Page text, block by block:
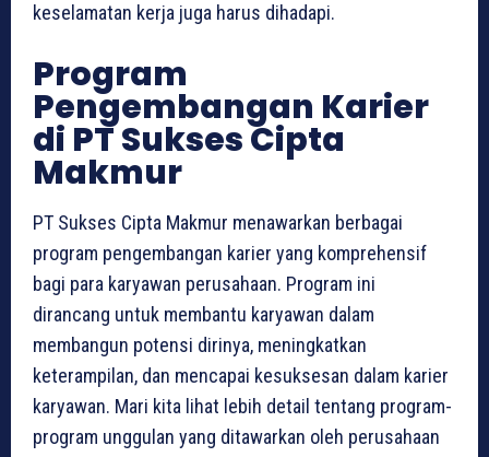
keselamatan kerja juga harus dihadapi.
Program
Pengembangan Karier
di PT Sukses Cipta
Makmur
PT Sukses Cipta Makmur menawarkan berbagai
program pengembangan karier yang komprehensif
bagi para karyawan perusahaan. Program ini
dirancang untuk membantu karyawan dalam
membangun potensi dirinya, meningkatkan
keterampilan, dan mencapai kesuksesan dalam karier
karyawan. Mari kita lihat lebih detail tentang program-
program unggulan yang ditawarkan oleh perusahaan